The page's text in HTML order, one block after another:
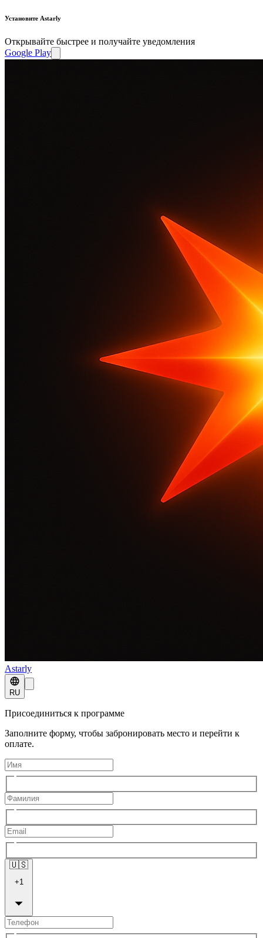
Установите Astarly
Открывайте быстрее и получайте уведомления
Google Play
Astarly
RU
Присоединиться к программе
Заполните форму, чтобы забронировать место и перейти к
оплате.
🇺🇸
+1